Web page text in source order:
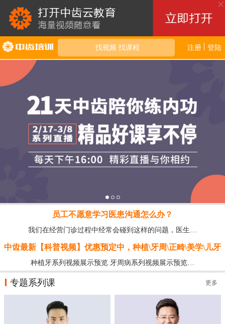
找视频 找课程 登陆
注册
员工不愿意学习医患沟通怎么办？
我们在经营门诊过程中经常会碰到这样的问题，医生…
中齿最新【科普视频】优惠预定中，种植\牙周\正畸\美学\儿牙
种植牙系列视频展示预览 牙周病系列视频展示预览…
专题系列课 更多